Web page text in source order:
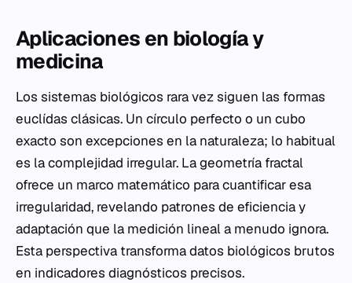
Aplicaciones en biología y
medicina
Los sistemas biológicos rara vez siguen las formas
euclídas clásicas. Un círculo perfecto o un cubo
exacto son excepciones en la naturaleza; lo habitual
es la complejidad irregular. La geometría fractal
ofrece un marco matemático para cuantificar esa
irregularidad, revelando patrones de eficiencia y
adaptación que la medición lineal a menudo ignora.
Esta perspectiva transforma datos biológicos brutos
en indicadores diagnósticos precisos.